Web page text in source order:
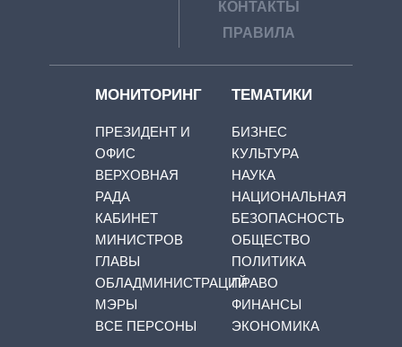
КОНТАКТЫ
ПРАВИЛА
МОНИТОРИНГ
ПРЕЗИДЕНТ И
ОФИС
ВЕРХОВНАЯ
РАДА
КАБИНЕТ
МИНИСТРОВ
ГЛАВЫ
ОБЛАДМИНИСТРАЦИЙ
МЭРЫ
ВСЕ ПЕРСОНЫ
ТЕМАТИКИ
БИЗНЕС
КУЛЬТУРА
НАУКА
НАЦИОНАЛЬНАЯ
БЕЗОПАСНОСТЬ
ОБЩЕСТВО
ПОЛИТИКА
ПРАВО
ФИНАНСЫ
ЭКОНОМИКА